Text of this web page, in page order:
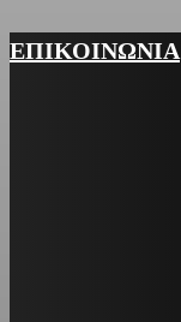
ΕΠΙΚΟΙΝΩΝΙΑ